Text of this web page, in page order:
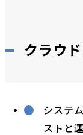
クラウ
システ
ストと